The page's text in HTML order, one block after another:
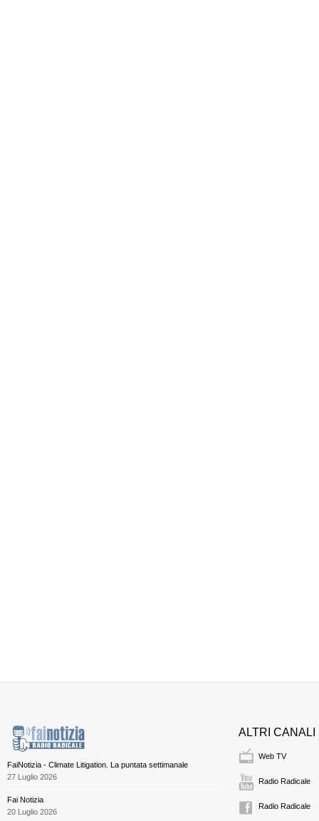
FaiNotizia - Climate Litigation. La puntata settimanale
27 Luglio 2026
Fai Notizia
20 Luglio 2026
ALTRI CANALI
Web TV
Radio Radicale
Radio Radicale